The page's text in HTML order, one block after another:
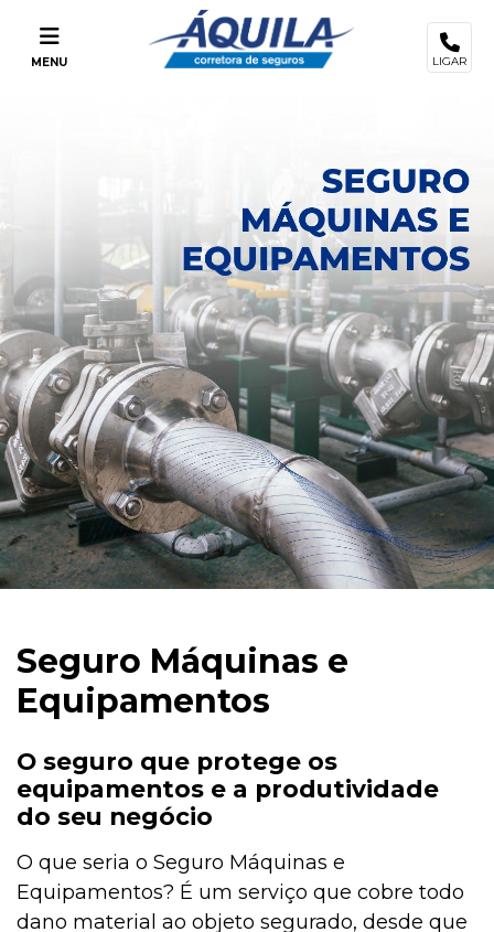
MENU LIGAR
Seguro Máquinas e
Equipamentos
O seguro que protege os
equipamentos e a produtividade
do seu negócio
O que seria o Seguro Máquinas e
Equipamentos? É um serviço que cobre todo
dano material ao objeto segurado, desde que